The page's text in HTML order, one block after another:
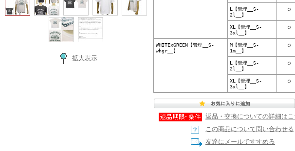
拡大表示
L【管理__S-
2l__】
○
XL【管理__S-
3xl__】
○
WHITExGREEN【管理__S-
whgr__】
M【管理__S-
1m__】
○
L【管理__S-
2l__】
○
XL【管理__S-
3xl__】
○
返品・交換についての詳細はこ
この商品について問い合わせる
友達にメールですすめる